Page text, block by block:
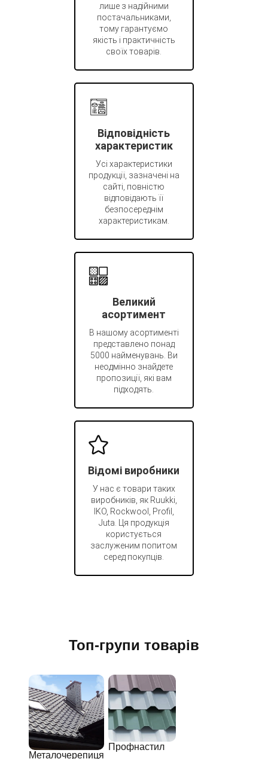
лише з надійними
постачальниками,
тому гарантуємо
якість і практичність
своїх товарів.
Відповідність
характеристик
Усі характеристики
продукції, зазначені на
сайті, повністю
відповідають її
безпосереднім
характеристикам.
Великий
асортимент
В нашому асортименті
представлено понад
5000 найменувань. Ви
неодмінно знайдете
пропозиції, які вам
підходять.
Відомі виробники
У нас є товари таких
виробників, як Ruukki,
IKO, Rockwool, Profil,
Juta. Ця продукція
користується
заслуженим попитом
серед покупців.
Топ-групи товарів
Металочерепиця
Профнастил